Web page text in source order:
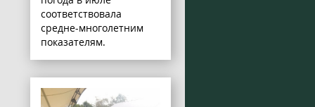
соответствовала
средне-многолетним
показателям.